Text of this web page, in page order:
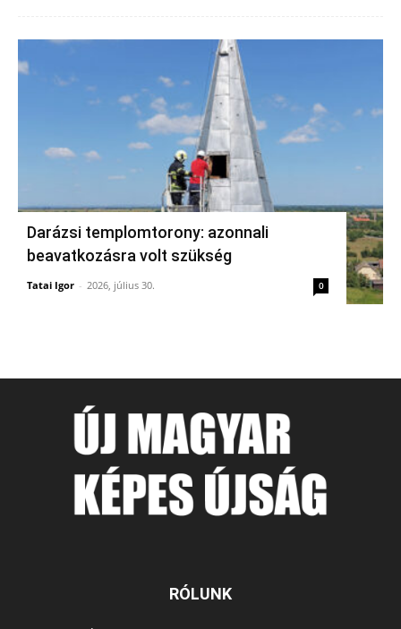
Darázsi templomtorony: azonnali
beavatkozásra volt szükség
Tatai Igor - 2026, július 30. 0
RÓLUNK